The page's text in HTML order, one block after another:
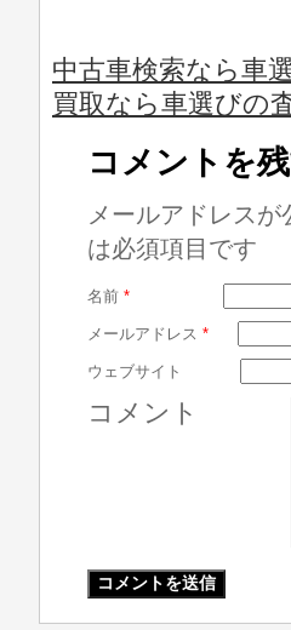
中古車検索なら車
買取なら車選びの
コメントを
メールアドレス
は必須項目です
名前 *
メールアドレス *
ウェブサイト
コメント